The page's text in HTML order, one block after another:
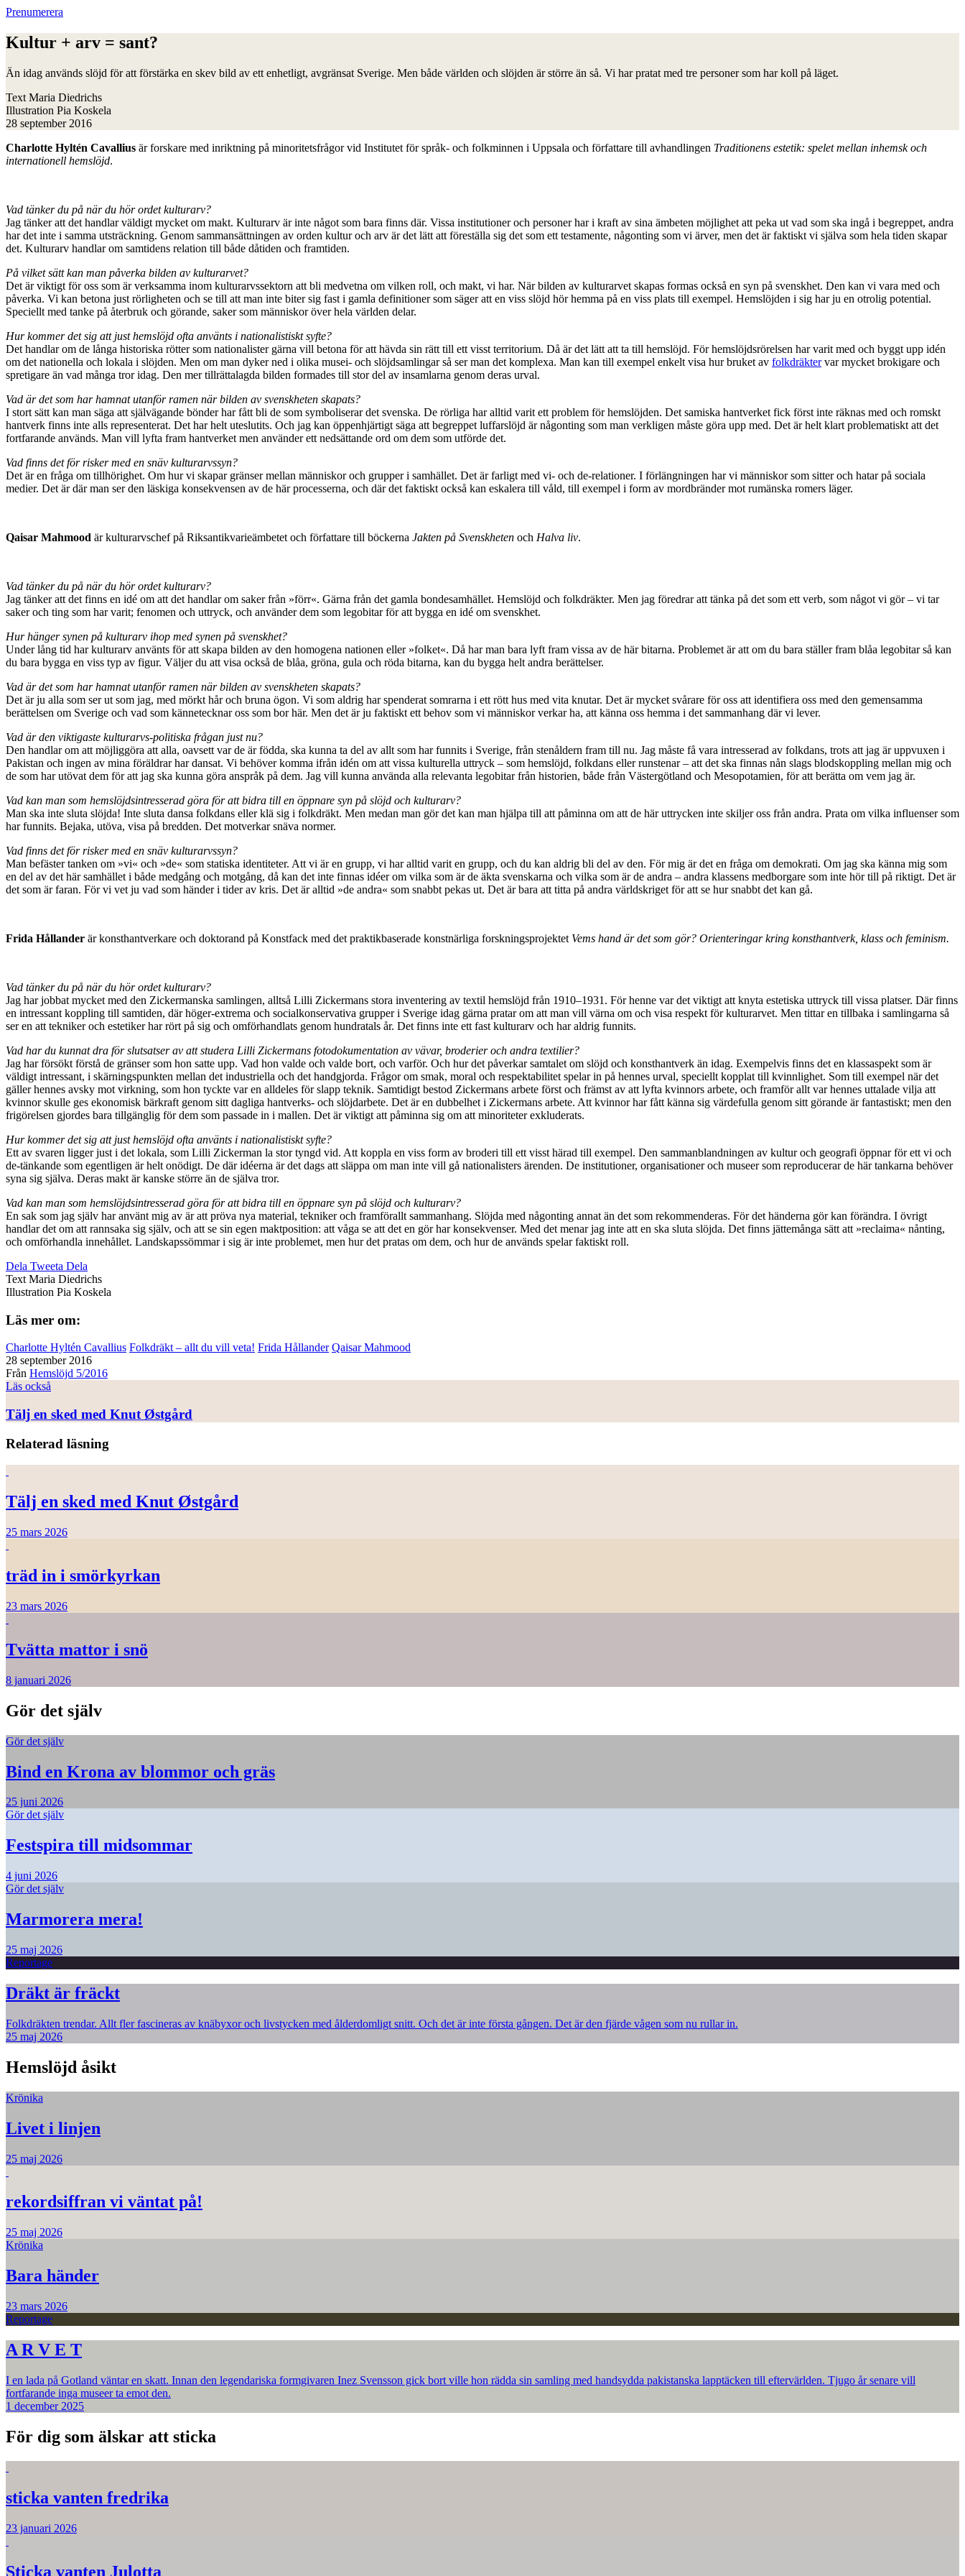
Prenumerera
Kultur + arv = sant?
Än idag används slöjd för att förstärka en skev bild av ett enhetligt, avgränsat Sverige. Men både världen och slöjden är större än så. Vi har pratat med tre personer som har koll på läget.
Text Maria Diedrichs
Illustration Pia Koskela
28 september 2016
Charlotte Hyltén Cavallius är forskare med inriktning på minoritetsfrågor vid Institutet för språk- och folkminnen i Uppsala och författare till avhandlingen Traditionens estetik: spelet mellan inhemsk och
internationell hemslöjd.
Vad tänker du på när du hör ordet kulturarv?
Jag tänker att det handlar väldigt mycket om makt. Kulturarv är inte något som bara finns där. Vissa institutioner och personer har i kraft av sina ämbeten möjlighet att peka ut vad som ska ingå i begreppet, andra
har det inte i samma utsträckning. Genom sammansättningen av orden kultur och arv är det lätt att föreställa sig det som ett testamente, någonting som vi ärver, men det är faktiskt vi själva som hela tiden skapar
det. Kulturarv handlar om samtidens relation till både dåtiden och framtiden.
På vilket sätt kan man påverka bilden av kulturarvet?
Det är viktigt för oss som är verksamma inom kulturarvssektorn att bli medvetna om vilken roll, och makt, vi har. När bilden av kulturarvet skapas formas också en syn på svenskhet. Den kan vi vara med och
påverka. Vi kan betona just rörligheten och se till att man inte biter sig fast i gamla definitioner som säger att en viss slöjd hör hemma på en viss plats till exempel. Hemslöjden i sig har ju en otrolig potential.
Speciellt med tanke på återbruk och görande, saker som människor över hela världen delar.
Hur kommer det sig att just hemslöjd ofta använts i nationalistiskt syfte?
Det handlar om de långa historiska rötter som nationalister gärna vill betona för att hävda sin rätt till ett visst territorium. Då är det lätt att ta till hemslöjd. För hemslöjdsrörelsen har varit med och byggt upp idén
om det nationella och lokala i slöjden. Men om man dyker ned i olika musei- och slöjdsamlingar så ser man det komplexa. Man kan till exempel enkelt visa hur bruket av folkdräktervar mycket brokigare och
spretigare än vad många tror idag. Den mer tillrättalagda bilden formades till stor del av insamlarna genom deras urval.
Vad är det som har hamnat utanför ramen när bilden av svenskheten skapats?
I stort sätt kan man säga att självägande bönder har fått bli de som symboliserar det svenska. De rörliga har alltid varit ett problem för hemslöjden. Det samiska hantverket fick först inte räknas med och romskt
hantverk finns inte alls representerat. Det har helt uteslutits. Och jag kan öppenhjärtigt säga att begreppet luffarslöjd är någonting som man verkligen måste göra upp med. Det är helt klart problematiskt att det
fortfarande används. Man vill lyfta fram hantverket men använder ett nedsättande ord om dem som utförde det.
Vad finns det för risker med en snäv kulturarvssyn?
Det är en fråga om tillhörighet. Om hur vi skapar gränser mellan människor och grupper i samhället. Det är farligt med vi- och de-relationer. I förlängningen har vi människor som sitter och hatar på sociala
medier. Det är där man ser den läskiga konsekvensen av de här processerna, och där det faktiskt också kan eskalera till våld, till exempel i form av mordbränder mot rumänska romers läger.
Qaisar Mahmood är kulturarvschef på Riksantikvarieämbetet och författare till böckerna Jakten på Svenskheten och Halva liv.
Vad tänker du på när du hör ordet kulturarv?
Jag tänker att det finns en idé om att det handlar om saker från »förr«. Gärna från det gamla bondesamhället. Hemslöjd och folkdräkter. Men jag föredrar att tänka på det som ett verb, som något vi gör – vi tar
saker och ting som har varit; fenomen och uttryck, och använder dem som legobitar för att bygga en idé om svenskhet.
Hur hänger synen på kulturarv ihop med synen på svenskhet?
Under lång tid har kulturarv använts för att skapa bilden av den homogena nationen eller »folket«. Då har man bara lyft fram vissa av de här bitarna. Problemet är att om du bara ställer fram blåa legobitar så kan
du bara bygga en viss typ av figur. Väljer du att visa också de blåa, gröna, gula och röda bitarna, kan du bygga helt andra berättelser.
Vad är det som har hamnat utanför ramen när bilden av svenskheten skapats?
Det är ju alla som ser ut som jag, med mörkt hår och bruna ögon. Vi som aldrig har spenderat somrarna i ett rött hus med vita knutar. Det är mycket svårare för oss att identifiera oss med den gemensamma
berättelsen om Sverige och vad som kännetecknar oss som bor här. Men det är ju faktiskt ett behov som vi människor verkar ha, att känna oss hemma i det sammanhang där vi lever.
Vad är den viktigaste kulturarvs-politiska frågan just nu?
Den handlar om att möjliggöra att alla, oavsett var de är födda, ska kunna ta del av allt som har funnits i Sverige, från stenåldern fram till nu. Jag måste få vara intresserad av folkdans, trots att jag är uppvuxen i
Pakistan och ingen av mina föräldrar har dansat. Vi behöver komma ifrån idén om att vissa kulturella uttryck – som hemslöjd, folkdans eller runstenar – att det ska finnas nån slags blodskoppling mellan mig och
de som har utövat dem för att jag ska kunna göra anspråk på dem. Jag vill kunna använda alla relevanta legobitar från historien, både från Västergötland och Mesopotamien, för att berätta om vem jag är.
Vad kan man som hemslöjdsintresserad göra för att bidra till en öppnare syn på slöjd och kulturarv?
Man ska inte sluta slöjda! Inte sluta dansa folkdans eller klä sig i folkdräkt. Men medan man gör det kan man hjälpa till att påminna om att de här uttrycken inte skiljer oss från andra. Prata om vilka influenser som
har funnits. Bejaka, utöva, visa på bredden. Det motverkar snäva normer.
Vad finns det för risker med en snäv kulturarvssyn?
Man befäster tanken om »vi« och »de« som statiska identiteter. Att vi är en grupp, vi har alltid varit en grupp, och du kan aldrig bli del av den. För mig är det en fråga om demokrati. Om jag ska känna mig som
en del av det här samhället i både medgång och motgång, då kan det inte finnas idéer om vilka som är de äkta svenskarna och vilka som är de andra – andra klassens medborgare som inte hör till på riktigt. Det är
det som är faran. För vi vet ju vad som händer i tider av kris. Det är alltid »de andra« som snabbt pekas ut. Det är bara att titta på andra världskriget för att se hur snabbt det kan gå.
Frida Hållander är konsthantverkare och doktorand på Konstfack med det praktikbaserade konstnärliga forskningsprojektet Vems hand är det som gör? Orienteringar kring konsthantverk, klass och feminism.
Vad tänker du på när du hör ordet kulturarv?
Jag har jobbat mycket med den Zickermanska samlingen, alltså Lilli Zickermans stora inventering av textil hemslöjd från 1910–1931. För henne var det viktigt att knyta estetiska uttryck till vissa platser. Där finns
en intressant koppling till samtiden, där höger-extrema och socialkonservativa grupper i Sverige idag gärna pratar om att man vill värna om och visa respekt för kulturarvet. Men tittar en tillbaka i samlingarna så
ser en att tekniker och estetiker har rört på sig och omförhandlats genom hundratals år. Det finns inte ett fast kulturarv och har aldrig funnits.
Vad har du kunnat dra för slutsatser av att studera Lilli Zickermans fotodokumentation av vävar, broderier och andra textilier?
Jag har försökt förstå de gränser som hon satte upp. Vad hon valde och valde bort, och varför. Och hur det påverkar samtalet om slöjd och konsthantverk än idag. Exempelvis finns det en klassaspekt som är
väldigt intressant, i skärningspunkten mellan det industriella och det handgjorda. Frågor om smak, moral och respektabilitet spelar in på hennes urval, speciellt kopplat till kvinnlighet. Som till exempel när det
gäller hennes avsky mot virkning, som hon tyckte var en alldeles för slapp teknik. Samtidigt bestod Zickermans arbete först och främst av att lyfta kvinnors arbete, och framför allt var hennes uttalade vilja att
kvinnor skulle ges ekonomisk bärkraft genom sitt dagliga hantverks- och slöjdarbete. Det är en dubbelhet i Zickermans arbete. Att kvinnor har fått känna sig värdefulla genom sitt görande är fantastiskt; men den
frigörelsen gjordes bara tillgänglig för dem som passade in i mallen. Det är viktigt att påminna sig om att minoriteter exkluderats.
Hur kommer det sig att just hemslöjd ofta använts i nationalistiskt syfte?
Ett av svaren ligger just i det lokala, som Lilli Zickerman la stor tyngd vid. Att koppla en viss form av broderi till ett visst härad till exempel. Den sammanblandningen av kultur och geografi öppnar för ett vi och
de-tänkande som egentligen är helt onödigt. De där idéerna är det dags att släppa om man inte vill gå nationalisters ärenden. De institutioner, organisationer och museer som reproducerar de här tankarna behöver
syna sig själva. Deras makt är kanske större än de själva tror.
Vad kan man som hemslöjdsintresserad göra för att bidra till en öppnare syn på slöjd och kulturarv?
En sak som jag själv har använt mig av är att pröva nya material, tekniker och framförallt sammanhang. Slöjda med någonting annat än det som rekommenderas. För det händerna gör kan förändra. I övrigt
handlar det om att rannsaka sig själv, och att se sin egen maktposition: att våga se att det en gör har konsekvenser. Med det menar jag inte att en ska sluta slöjda. Det finns jättemånga sätt att »reclaima« nånting,
och omförhandla innehållet. Landskapssömmar i sig är inte problemet, men hur det pratas om dem, och hur de används spelar faktiskt roll.­
Dela Tweeta Dela
Text Maria Diedrichs
Illustration Pia Koskela
Läs mer om:
Charlotte Hyltén Cavallius Folkdräkt – allt du vill veta! Frida Hållander Qaisar Mahmood
28 september 2016
Från Hemslöjd 5/2016
Läs också
Tälj en sked med Knut Østgård
Relaterad läsning
Tälj en sked med Knut Østgård
25 mars 2026
träd in i smörkyrkan
23 mars 2026
Tvätta mattor i snö
8 januari 2026
Gör det själv
Gör det själv
Bind en Krona av blommor och gräs
25 juni 2026
Gör det själv
Festspira till midsommar
4 juni 2026
Gör det själv
Marmorera mera!
25 maj 2026
Reportage
Dräkt är fräckt
Folkdräkten trendar. Allt fler fascineras av knäbyxor och livstycken med ålderdomligt snitt. Och det är inte första gången. Det är den fjärde vågen som nu rullar in.
25 maj 2026
Hemslöjd åsikt
Krönika
Livet i linjen
25 maj 2026
rekordsiffran vi väntat på!
25 maj 2026
Krönika
Bara händer
23 mars 2026
Reportage
A R V E T
I en lada på Gotland väntar en skatt. Innan den legendariska formgivaren Inez Svensson gick bort ville hon rädda sin samling med handsydda pakistanska lapptäcken till eftervärlden. Tjugo år senare vill
fortfarande inga museer ta emot den.
1 december 2025
För dig som älskar att sticka
sticka vanten fredrika
23 januari 2026
Sticka vanten Julotta